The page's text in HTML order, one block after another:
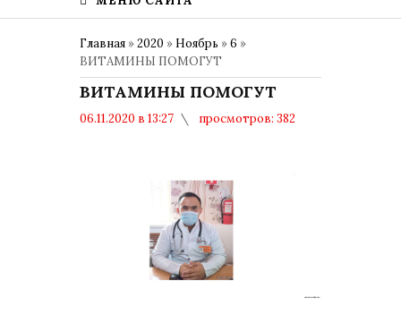
Главная »2020 » Ноябрь »6 »
ВИТАМИНЫ ПОМОГУТ
ВИТАМИНЫ ПОМОГУТ
06.11.2020 в 13:27
просмотров: 382